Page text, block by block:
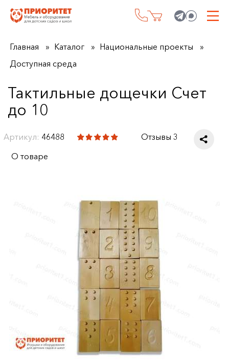
Главная Каталог
Национальные проекты
Доступная среда
Тактильные дощечки Счет
до 10
Артикул: 46488
Отзывы 3
О товаре